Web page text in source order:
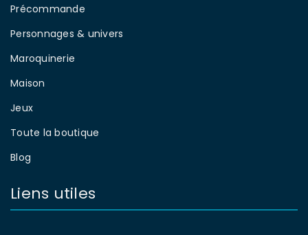
Précommande
Personnages & univers
Maroquinerie
Maison
Jeux
Toute la boutique
Blog
Liens utiles